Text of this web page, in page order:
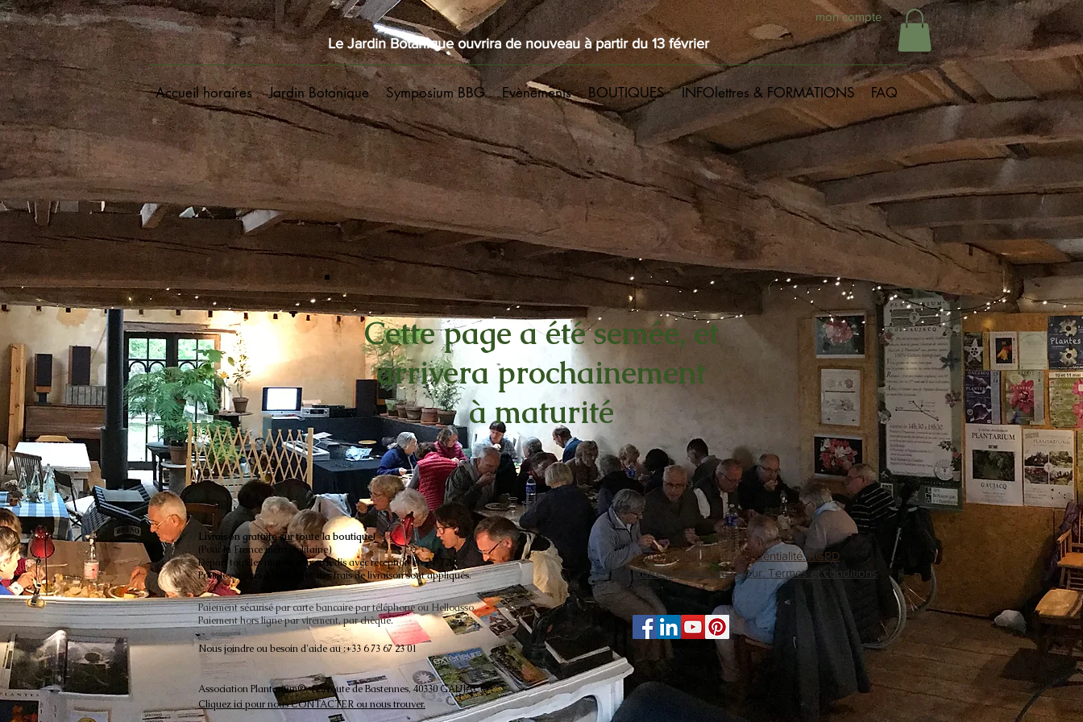
mon compte
Le Jardin Botanique ouvrira de nouveau à partir du 13 février
Accueil horaires Jardin Botanique Symposium BBG Evènements BOUTIQUES INFOlettres & FORMATIONS FAQ
Cette page a été semée, et
arriveraprochainement
à maturité
Livraison gratuite sur toute la boutique!
(Pour la France métropolitaine)
Départ tous les mardis et mercredis avec réception en 24-72h.
Pour les envois à l'étranger, des frais de livraison sont appliqués.
Paiement sécurisé par carte bancaire par téléphone ou Helloasso.
Paiement hors ligne par virement, par chèque.
Nous joindre ou besoin d'aide au :+33 6 73 67 23 01
Association Plantarium®,125 route de Bastennes,40330 GAUJACQ
Cliquez ici pour nous CONTACTER ou nous trouver.
Notre politique de confidentialité. RGPD
Notre politique de retour. Termes et conditions